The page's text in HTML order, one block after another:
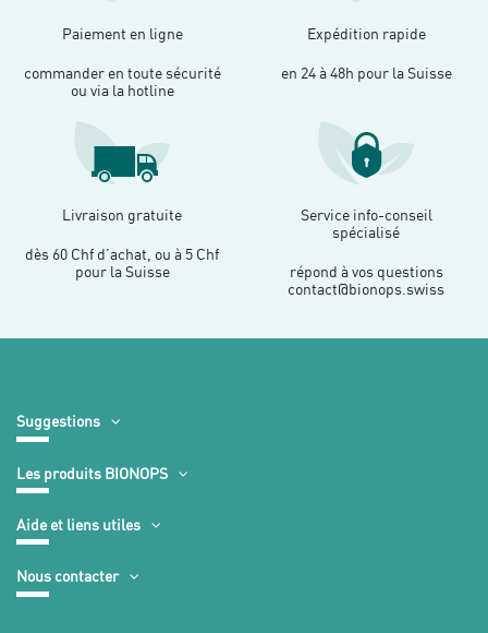
Paiement en ligne
commander en toute sécurité
ou via la hotline
Expédition rapide
en 24 à 48h pour la Suisse
Livraison gratuite
dès 60 Chf d’achat, ou à 5 Chf
pour la Suisse
Service info-conseil
spécialisé
répond à vos questions
contact@bionops.swiss
Suggestions
Les produits BIONOPS
Aide et liens utiles
Nous contacter